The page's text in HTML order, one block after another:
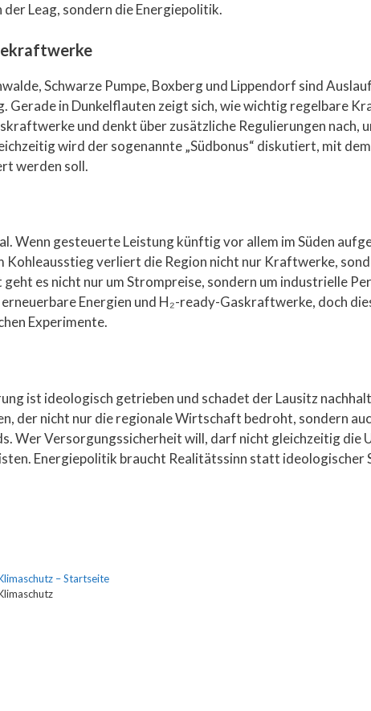
Leag, sondern die Energiepolitik.
Schwarze Pumpe, Boxberg und Lippendorf sind
Gerade in Dunkelflauten zeigt sich, wie wichtig regelbare
und denkt über zusätzliche Regulierungen nach,
wird der sogenannte „Südbonus“ diskutiert, mit
werden soll.
Wenn gesteuerte Leistung künftig vor allem im Süden
Kohleausstieg verliert die Region nicht nur Kraftwerke,
es nicht nur um Strompreise, sondern um industrielle
Energien und H₂-ready-Gaskraftwerke, doch
Experimente.
ist ideologisch getrieben und schadet der Lausitz
der nicht nur die regionale Wirtschaft bedroht, sondern
Wer Versorgungssicherheit will, darf nicht gleichzeitig die
Energiepolitik braucht Realitätssinn statt ideologischer
– Startseite